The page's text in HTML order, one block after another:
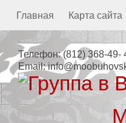
Главная Карта сайта
Телефон:(812) 368-49-
Email: